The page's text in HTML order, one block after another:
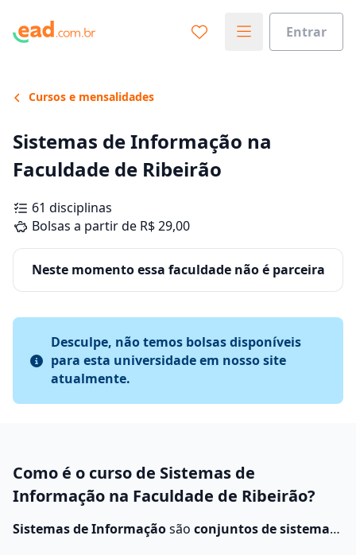
Entrar
Cursos e mensalidades
Sistemas de Informação na
Faculdade de Ribeirão
61 disciplinas
Bolsas a partir de R$ 29,00
Neste momento essa faculdade não é parceira
Desculpe, não temos bolsas disponíveis
para esta universidade em nosso site
atualmente.
Como é o curso de Sistemas de
Informação na Faculdade de Ribeirão?
Sistemas de Informaçãosão conjuntos de sistemas